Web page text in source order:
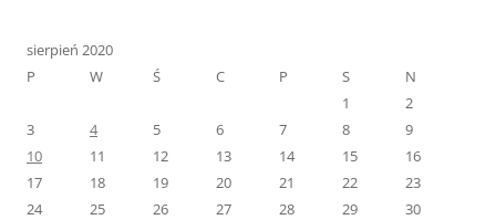
sierpień 2020
P
W Ś C P S
N
1
2
3
4 5 6 7 8
9
10
11 12 13 14 15
16
17
18 19 20 21 22
23
24
25 26 27 28 29
30